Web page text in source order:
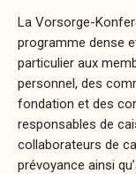
La Vorsorge-
programme dense
particulier aux
personnel, des
fondation et des
responsables de
collaborateurs de
prévoyance ainsi